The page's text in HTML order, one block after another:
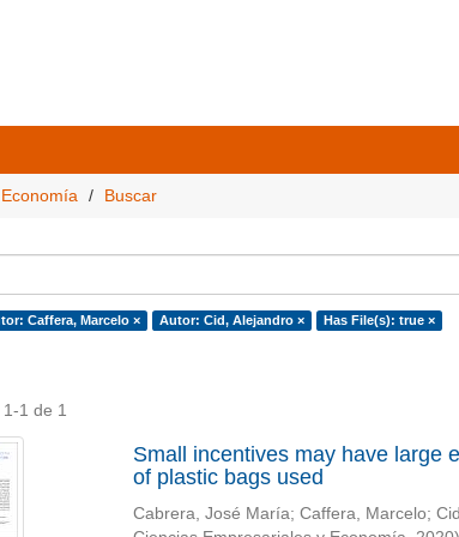
Buscar
Caffera, Marcelo × Autor: Cid, Alejandro × Has File(s): true ×
1 de 1
Small incentives may have large
of plastic bags used
Cabrera, José María; Caffera, Marcelo;